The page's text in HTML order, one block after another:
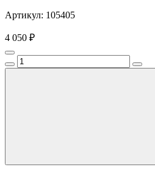
Артикул: 105405
4 050 ₽